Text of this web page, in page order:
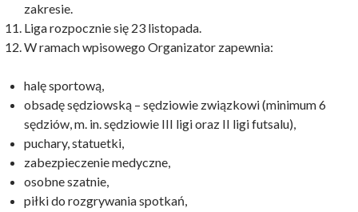
zakresie.
Liga rozpocznie się 23 listopada.
W ramach wpisowego Organizator zapewnia:
halę sportową,
obsadę sędziowską – sędziowie związkowi (minimum 6
sędziów, m. in. sędziowie III ligi oraz II ligi futsalu),
puchary, statuetki,
zabezpieczenie medyczne,
osobne szatnie,
piłki do rozgrywania spotkań,